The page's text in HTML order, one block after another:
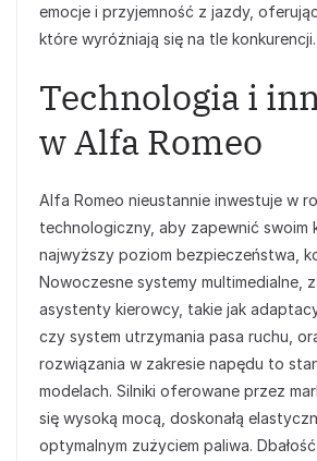
emocje i przyjemność z jazdy,
które wyróżniają się na tle konkurencji.
Technologia i
w Alfa Romeo
Alfa Romeo nieustannie inwestuje w
technologiczny, aby zapewnić swoim
najwyższy poziom bezpieczeństwa,
Nowoczesne systemy multimedialne,
asystenty kierowcy, takie jak
czy system utrzymania pasa ruchu,
rozwiązania w zakresie napędu to
modelach. Silniki oferowane przez
się wysoką mocą, doskonałą
optymalnym zużyciem paliwa.